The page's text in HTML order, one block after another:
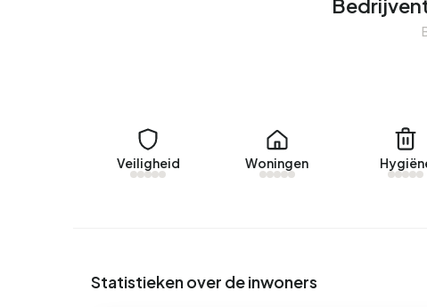
In Bedrijventerrein De Bottel zijn er 32 adressen
Bottel 3.494 kWh aan elektriciteit per jaar. Dit ligt
aardgasverbruik ligt met 1.317 m³ per jaar 3%
Veiligheid Woningen
Statistieken over de inwoners